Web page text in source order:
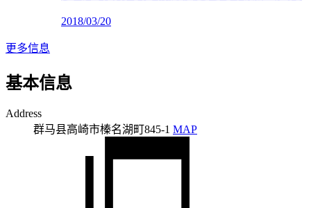
2018/03/20
更多信息
基本信息
Address
群马县高崎市榛名湖町845-1 MAP